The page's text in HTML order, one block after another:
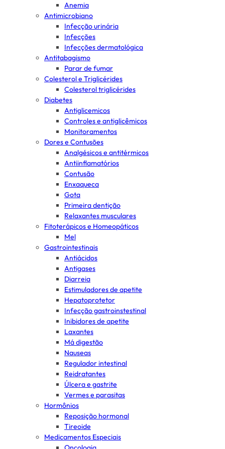
Anemia
Antimicrobiano
Infecção urinária
Infecções
Infecções dermatológica
Antitabagismo
Parar de fumar
Colesterol e Triglicérides
Colesterol triglicérides
Diabetes
Antiglicemicos
Controles e antiglicêmicos
Monitoramentos
Dores e Contusões
Analgésicos e antitérmicos
Antiinflamatórios
Contusão
Enxaqueca
Gota
Primeira dentição
Relaxantes musculares
Fitoterápicos e Homeopáticos
Mel
Gastrointestinais
Antiácidos
Antigases
Diarreia
Estimuladores de apetite
Hepatoprotetor
Infecção gastroinstestinal
Inibidores de apetite
Laxantes
Má digestão
Nauseas
Regulador intestinal
Reidratantes
Úlcera e gastrite
Vermes e parasitas
Hormônios
Reposição hormonal
Tireoide
Medicamentos Especiais